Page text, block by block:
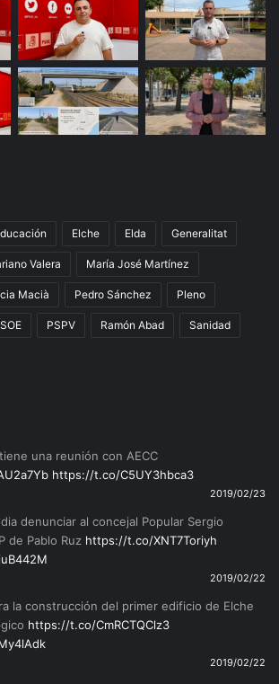
Elche Elda Generalitat
Valera María José Martínez
Macià Pedro Sánchez Pleno
PSPV Ramón Abad Sanidad
una reunión con AECC
https://t.co/C5UY3hbca3
2019/02/23
denunciar al concejal Popular Sergio
de Pablo Ruz https://t.co/XNT7Toriyh
2019/02/22
la construcción del primer edificio de Elche
https://t.co/CmRCTQClz3
2019/02/22